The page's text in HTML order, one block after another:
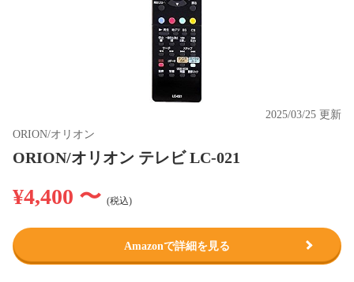
2025/03/25 更新
ORION/オリオン
ORION/オリオン テレビ LC-021
¥4,400 〜 (税込)
Amazonで詳細を見る